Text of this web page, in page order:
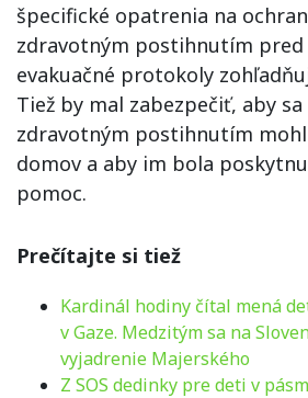
špecifické opatrenia na
zdravotným postihnutím
evakuačné protokoly
Tiež by mal zabezpečiť, aby
zdravotným postihnutím
domov a aby im bola
pomoc.
Prečítajte si tiež
Kardinál hodiny čítal mená
v Gaze. Medzitým sa na
vyjadrenie Majerského
Z SOS dedinky pre deti v